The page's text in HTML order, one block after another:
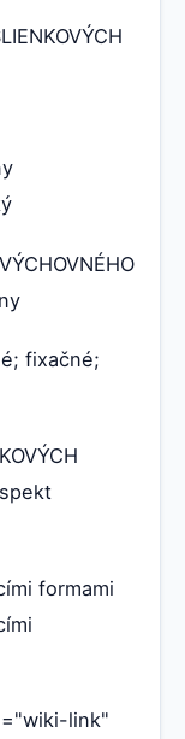
fixačné;
formami
link"